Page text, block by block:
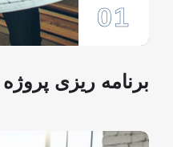
01
برنامه ریزی پروژه